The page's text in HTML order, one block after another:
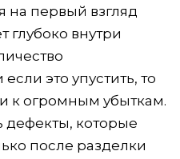
на первый взгляд
глубоко внутри
это упустить, то
к огромным убыткам.
которые
после разделки